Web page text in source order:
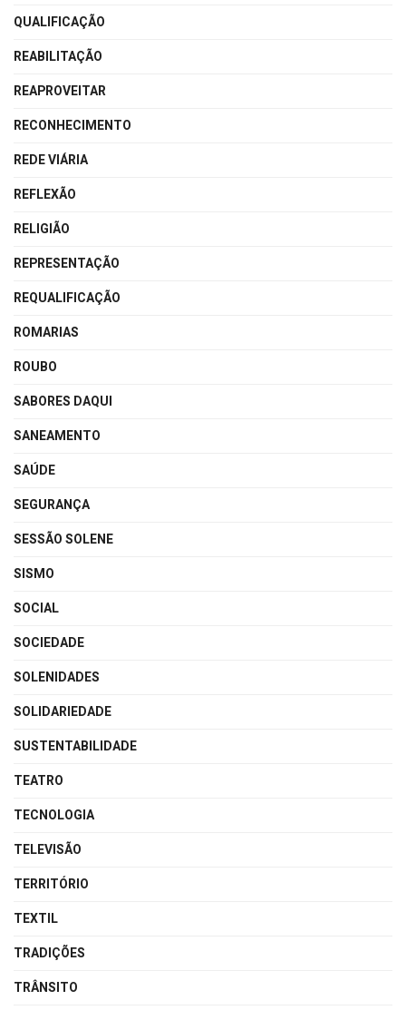
QUALIFICAÇÃO
REABILITAÇÃO
REAPROVEITAR
RECONHECIMENTO
REDE VIÁRIA
REFLEXÃO
RELIGIÃO
REPRESENTAÇÃO
REQUALIFICAÇÃO
ROMARIAS
ROUBO
SABORES DAQUI
SANEAMENTO
SAÚDE
SEGURANÇA
SESSÃO SOLENE
SISMO
SOCIAL
SOCIEDADE
SOLENIDADES
SOLIDARIEDADE
SUSTENTABILIDADE
TEATRO
TECNOLOGIA
TELEVISÃO
TERRITÓRIO
TEXTIL
TRADIÇÕES
TRÂNSITO